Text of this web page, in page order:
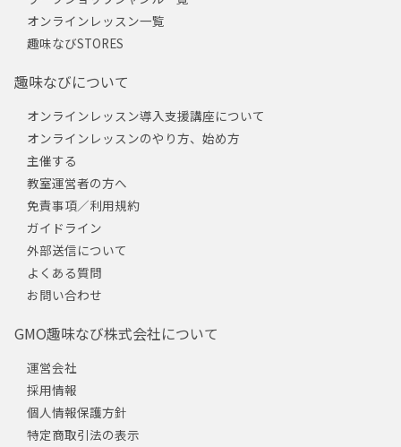
オンラインレッスン一覧
趣味なびSTORES
趣味なびについて
オンラインレッスン導入支援講座について
オンラインレッスンのやり方、始め方
主催する
教室運営者の方へ
免責事項／利用規約
ガイドライン
外部送信について
よくある質問
お問い合わせ
GMO趣味なび株式会社について
運営会社
採用情報
個人情報保護方針
特定商取引法の表示